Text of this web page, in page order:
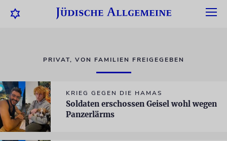
PRIVAT, VON FAMILIEN FREIGEGEBEN
KRIEG GEGEN DIE HAMAS
Soldaten erschossen Geisel wohl wegen
Panzerlärms